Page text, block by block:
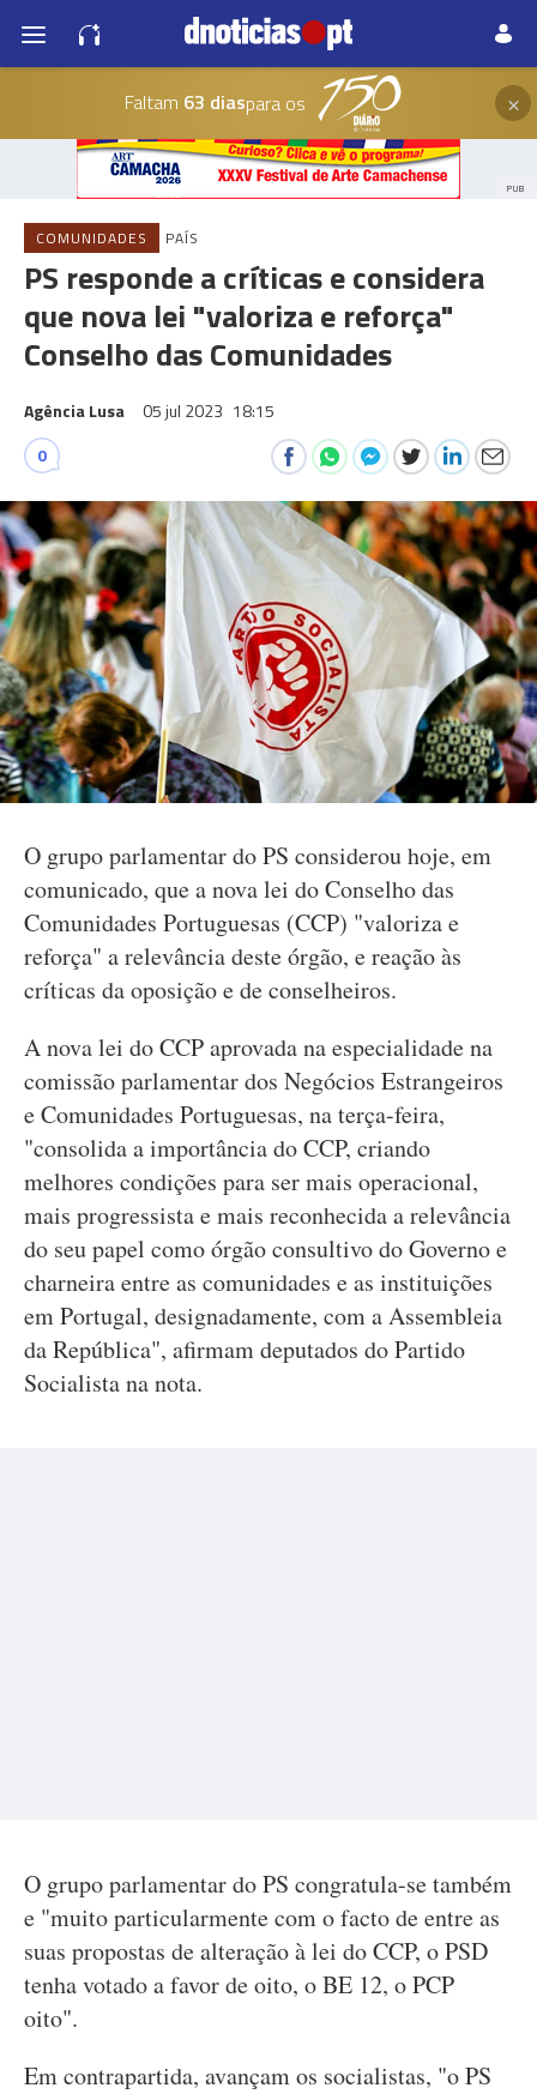
Faltam 63 diaspara os ×
PUB
COMUNIDADES PAÍS
PS responde a críticas e considera
que nova lei "valoriza e reforça"
Conselho das Comunidades
Agência Lusa 05 jul 2023 18:15
0
O grupo parlamentar do PS considerou hoje, em
comunicado, que a nova lei do Conselho das
Comunidades Portuguesas (CCP) "valoriza e
reforça" a relevância deste órgão, e reação às
críticas da oposição e de conselheiros.
A nova lei do CCP aprovada na especialidade na
comissão parlamentar dos Negócios Estrangeiros
e Comunidades Portuguesas, na terça-feira,
"consolida a importância do CCP, criando
melhores condições para ser mais operacional,
mais progressista e mais reconhecida a relevância
do seu papel como órgão consultivo do Governo e
charneira entre as comunidades e as instituições
em Portugal, designadamente, com a Assembleia
da República", afirmam deputados do Partido
Socialista na nota.
O grupo parlamentar do PS congratula-se também
e "muito particularmente com o facto de entre as
suas propostas de alteração à lei do CCP, o PSD
tenha votado a favor de oito, o BE 12, o PCP
oito".
Em contrapartida, avançam os socialistas, "o PS